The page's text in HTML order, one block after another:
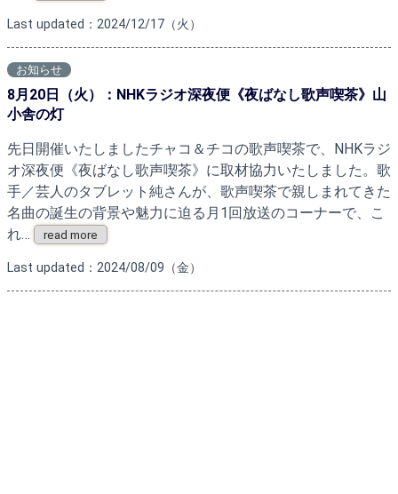
Last updated：2024/12/17（火）
お知らせ
8月20日（火）：NHKラジオ深夜便《夜ばなし歌声喫茶》山
小舎の灯
先日開催いたしましたチャコ＆チコの歌声喫茶で、NHKラジ
オ深夜便《夜ばなし歌声喫茶》に取材協力いたしました。歌
手／芸人のタブレット純さんが、歌声喫茶で親しまれてきた
名曲の誕生の背景や魅力に迫る月1回放送のコーナーで、こ
れ…
read more
Last updated：2024/08/09（金）